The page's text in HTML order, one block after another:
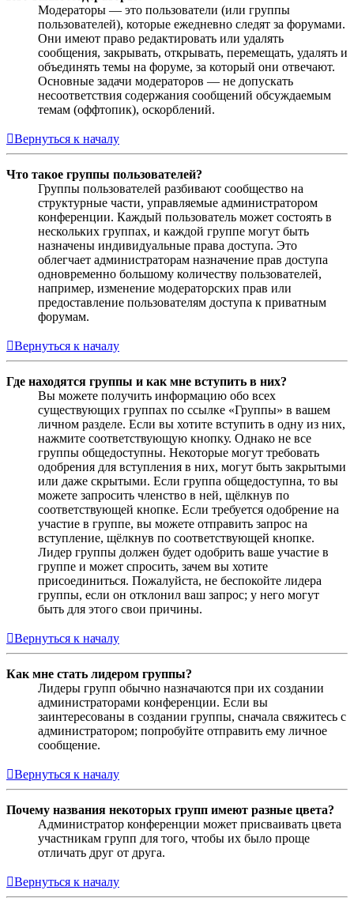
Модераторы — это пользователи (или группы
пользователей), которые ежедневно следят за форумами.
Они имеют право редактировать или удалять
сообщения, закрывать, открывать, перемещать, удалять и
объединять темы на форуме, за который они отвечают.
Основные задачи модераторов — не допускать
несоответствия содержания сообщений обсуждаемым
темам (оффтопик), оскорблений.
Вернуться к началу
Что такое группы пользователей?
Группы пользователей разбивают сообщество на
структурные части, управляемые администратором
конференции. Каждый пользователь может состоять в
нескольких группах, и каждой группе могут быть
назначены индивидуальные права доступа. Это
облегчает администраторам назначение прав доступа
одновременно большому количеству пользователей,
например, изменение модераторских прав или
предоставление пользователям доступа к приватным
форумам.
Вернуться к началу
Где находятся группы и как мне вступить в них?
Вы можете получить информацию обо всех
существующих группах по ссылке «Группы» в вашем
личном разделе. Если вы хотите вступить в одну из них,
нажмите соответствующую кнопку. Однако не все
группы общедоступны. Некоторые могут требовать
одобрения для вступления в них, могут быть закрытыми
или даже скрытыми. Если группа общедоступна, то вы
можете запросить членство в ней, щёлкнув по
соответствующей кнопке. Если требуется одобрение на
участие в группе, вы можете отправить запрос на
вступление, щёлкнув по соответствующей кнопке.
Лидер группы должен будет одобрить ваше участие в
группе и может спросить, зачем вы хотите
присоединиться. Пожалуйста, не беспокойте лидера
группы, если он отклонил ваш запрос; у него могут
быть для этого свои причины.
Вернуться к началу
Как мне стать лидером группы?
Лидеры групп обычно назначаются при их создании
администраторами конференции. Если вы
заинтересованы в создании группы, сначала свяжитесь с
администратором; попробуйте отправить ему личное
сообщение.
Вернуться к началу
Почему названия некоторых групп имеют разные цвета?
Администратор конференции может присваивать цвета
участникам групп для того, чтобы их было проще
отличать друг от друга.
Вернуться к началу